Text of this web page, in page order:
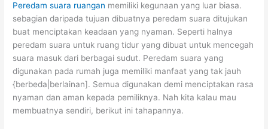
Peredam suara ruangan memiliki kegunaan yang luar biasa.
sebagian daripada tujuan dibuatnya peredam suara ditujukan
buat menciptakan keadaan yang nyaman. Seperti halnya
peredam suara untuk ruang tidur yang dibuat untuk mencegah
suara masuk dari berbagai sudut. Peredam suara yang
digunakan pada rumah juga memiliki manfaat yang tak jauh
{berbeda|berlainan]. Semua digunakan demi menciptakan rasa
nyaman dan aman kepada pemiliknya. Nah kita kalau mau
membuatnya sendiri, berikut ini tahapannya.